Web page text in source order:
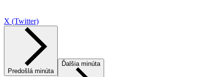
X (Twitter)
Predošlá minúta
Ďalšia minúta